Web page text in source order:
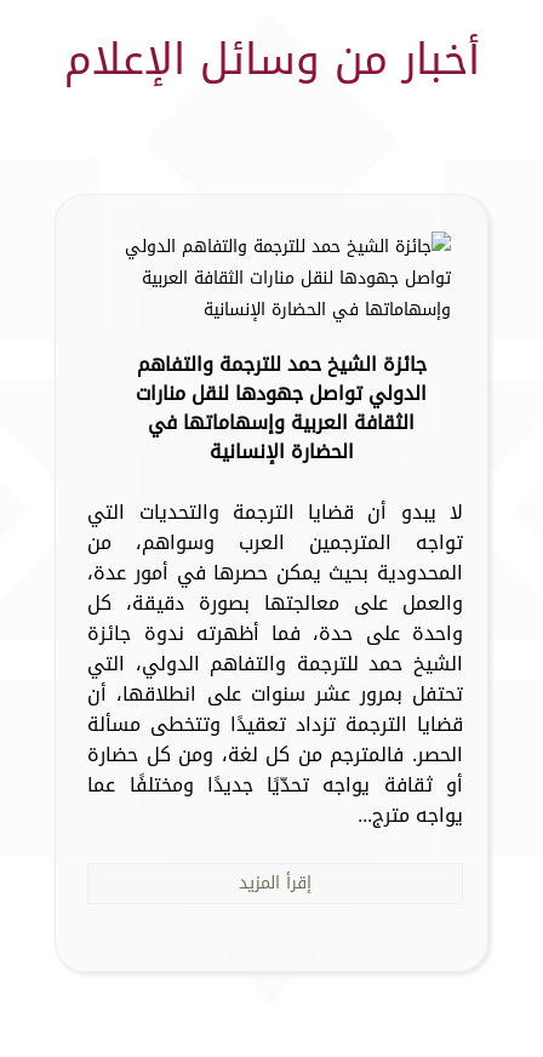
أخبار من وسائل الإعلام
جائزة الشيخ حمد للترجمة والتفاهم
الدولي تواصل جهودها لنقل منارات
الثقافة العربية وإسهاماتها في
الحضارة الإنسانية
لا يبدو أن قضايا الترجمة والتحديات التي
تواجه المترجمين العرب وسواهم، من
المحدودية بحيث يمكن حصرها في أمور عدة،
والعمل على معالجتها بصورة دقيقة، كل
واحدة على حدة، فما أظهرته ندوة جائزة
الشيخ حمد للترجمة والتفاهم الدولي، التي
تحتفل بمرور عشر سنوات على انطلاقها، أن
قضايا الترجمة تزداد تعقيدًا وتتخطى مسألة
الحصر. فالمترجم من كل لغة، ومن كل حضارة
أو ثقافة يواجه تحدّيًا جديدًا ومختلفًا عما
يواجه مترج...
إقرأ المزيد